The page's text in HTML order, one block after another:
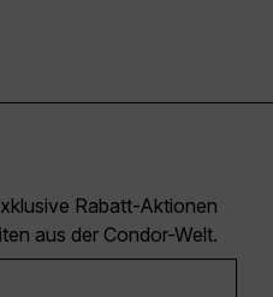
Rabatt-Aktionen
aus der Condor-Welt.